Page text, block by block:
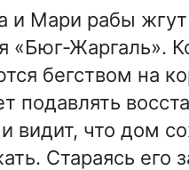
и Мари рабы
«Бюг-Жаргаль».
бегством на
подавлять
видит, что дом
Стараясь его